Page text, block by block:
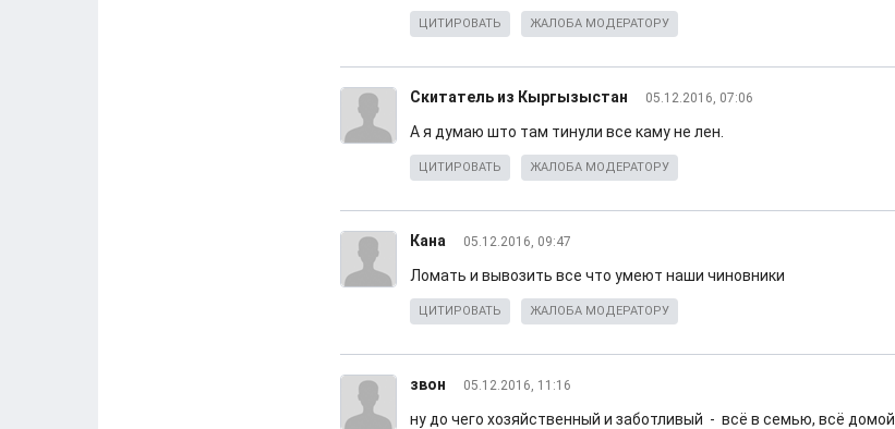
ЦИТИРОВАТЬ ЖАЛОБА МОДЕРАТОРУ
Скитатель из Кыргызыстан 05.12.2016, 07:06
А я думаю што там тинули все каму не лен.
ЦИТИРОВАТЬ ЖАЛОБА МОДЕРАТОРУ
Кана 05.12.2016, 09:47
Ломать и вывозить все что умеют наши чиновники
ЦИТИРОВАТЬ ЖАЛОБА МОДЕРАТОРУ
звон 05.12.2016, 11:16
ну до чего хозяйственный и заботливый - всё в семью, всё домой